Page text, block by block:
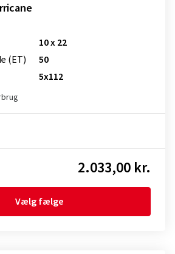
10 x 22
(ET)
50
5x112
2.033,00 kr.
Vælg fælge